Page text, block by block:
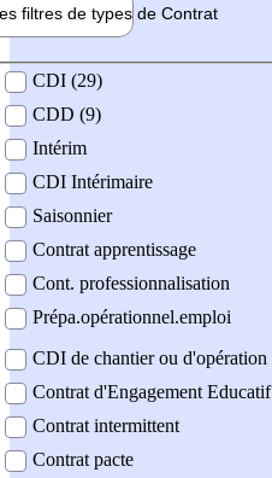
filtres de types de Contrat
contrat
CDI (29)
CDD (9)
Intérim
CDI Intérimaire
Saisonnier
Contrat apprentissage
Cont. professionnalisation
Prépa.opérationnel.emploi
CDI de chantier ou d'opération
Contrat d'Engagement Educatif
Contrat intermittent
Contrat pacte